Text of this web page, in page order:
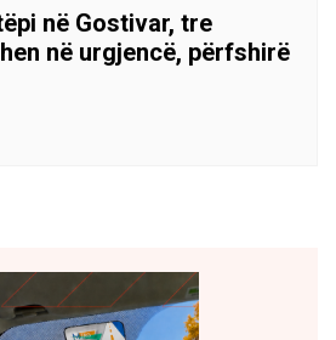
në Gostivar, tre
në urgjencë, përfshirë